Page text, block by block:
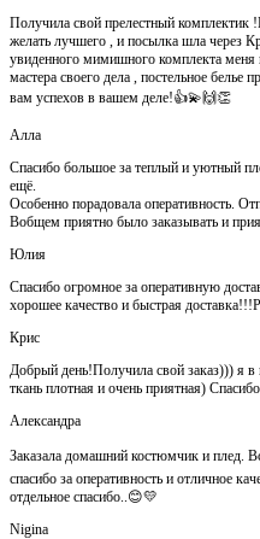
Получила свой прелестный комплектик
желать лучшего , и посылка шла через
увиденного мимишного комплекта
мастера своего дела , постельное белье
вам успехов в вашем деле!👍💫🙌👏
Алла
Спасибо большое за теплый и уютный
ещё.
Особенно порадовала оперативность.
Вобщем приятно было заказывать и
Юлия
Спасибо огромное за оперативную
хорошее качество и быстрая
Крис
Добрый день!Получила свой заказ))) я в
ткань плотная и очень приятная)
Александра
Заказала домашний костюмчик и плед.
спасибо за оперативность и отличное
отдельное спасибо..😊💛
Nigina